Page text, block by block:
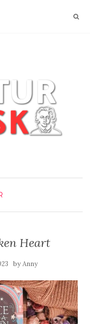
Heart
byAnny